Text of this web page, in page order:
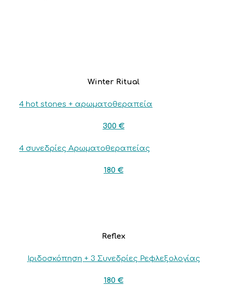
Winter Ritual
4 hot stones + αρωματοθεραπεία
300 €
4 συνεδρίες Αρωματοθεραπείας
180 €
Reflex
Ιριδοσκόπηση + 3 Συνεδρίες Ρεφλεξολογίας
180 €